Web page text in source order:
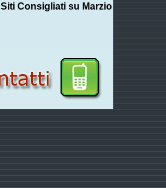
Siti Consigliati su Marzio